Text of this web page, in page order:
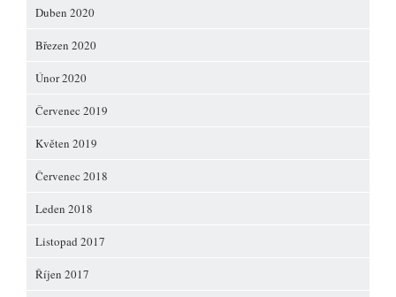
Duben 2020
Březen 2020
Únor 2020
Červenec 2019
Květen 2019
Červenec 2018
Leden 2018
Listopad 2017
Říjen 2017